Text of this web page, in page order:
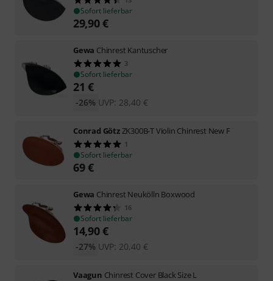
Sofort lieferbar
29,90€
Gewa Chinrest Kantuscher
3
Sofort lieferbar
21 €
UVP: 28,40 €
-26%
Conrad GötzZK300B-T Violin Chinrest New F
1
Sofort lieferbar
69€
Gewa Chinrest Neukölln Boxwood
16
Sofort lieferbar
14,90€
UVP: 20,40 €
-27%
Vaagun Chinrest Cover Black Size L